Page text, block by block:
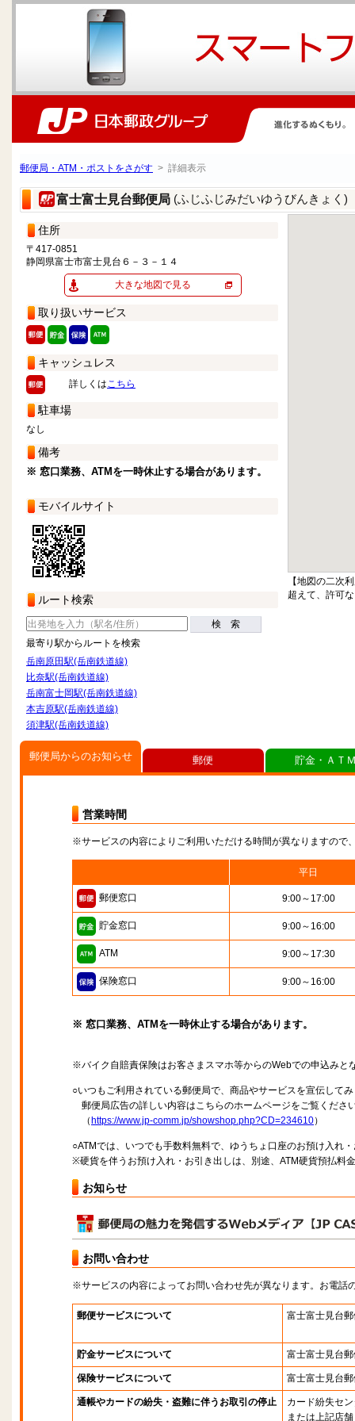
郵便局・ATM・ポストをさがす > 詳細表示
富士富士見台郵便局 (ふじふじみだいゆうびんきょく)
住所
〒417-0851
静岡県富士市富士見台６－３－１４
大きな地図で見る
取り扱いサービス
キャッシュレス
詳しくはこちら
駐車場
なし
備考
※ 窓口業務、ATMを一時休止する場合があります。
モバイルサイト
ルート検索
検 索
最寄り駅からルートを検索
岳南原田駅(岳南鉄道線)
比奈駅(岳南鉄道線)
岳南富士岡駅(岳南鉄道線)
本吉原駅(岳南鉄道線)
須津駅(岳南鉄道線)
【地図の二次
超えて、許可
郵便局からのお知らせ
営業時間
※サービスの内容によりご利用いただける時間が異なりますので
平日
郵便窓口 9:00～17:00
貯金窓口 9:00～16:00
ATM 9:00～17:30
保険窓口 9:00～16:00
※ 窓口業務、ATMを一時休止する場合があります。
※バイク自賠責保険はお客さまスマホ等からのWebでの申込みと
○いつもご利用されている郵便局で、商品やサービスを宣伝して
郵便局広告の詳しい内容はこちらのホームページをご覧くださ
（ https://www.jp-comm.jp/showshop.php?CD=234610）
○ATMでは、いつでも手数料無料で、ゆうちょ口座のお預け入れ
※硬貨を伴うお預け入れ・お引き出しは、別途、ATM硬貨預払料
お知らせ
お問い合わせ
※サービスの内容によってお問い合わせ先が異なります。お電話
郵便サービスについて 富士富士見台
貯金サービスについて 富士富士見台
保険サービスについて 富士富士見台
通帳やカードの紛失・盗難に伴うお取引の停止
カード紛失セ
または上記店舗
郵便 貯金・ＡＴ